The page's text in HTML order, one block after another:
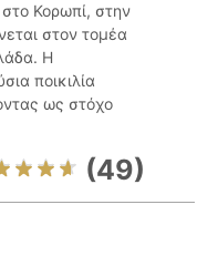
Κορωπί, στην
στον τομέα
Η
ποικιλία
ως στόχο
(49)